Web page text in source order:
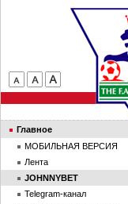
Главное
МОБИЛЬНАЯ ВЕРСИЯ
Лента
JOHNNYBET
Telegram-канал